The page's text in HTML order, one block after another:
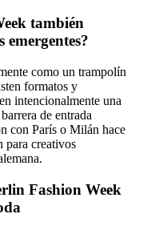
también
emergentes?
como un trampolín
formatos y
intencionalmente una
de entrada
con París o Milán hace
para creativos
Fashion Week